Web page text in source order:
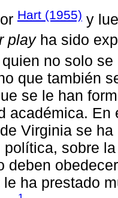
Hart (1955) y
playha sido
no solo
que también
se le han
académica.
Virginia se
política, sobre
deben
le ha prestado